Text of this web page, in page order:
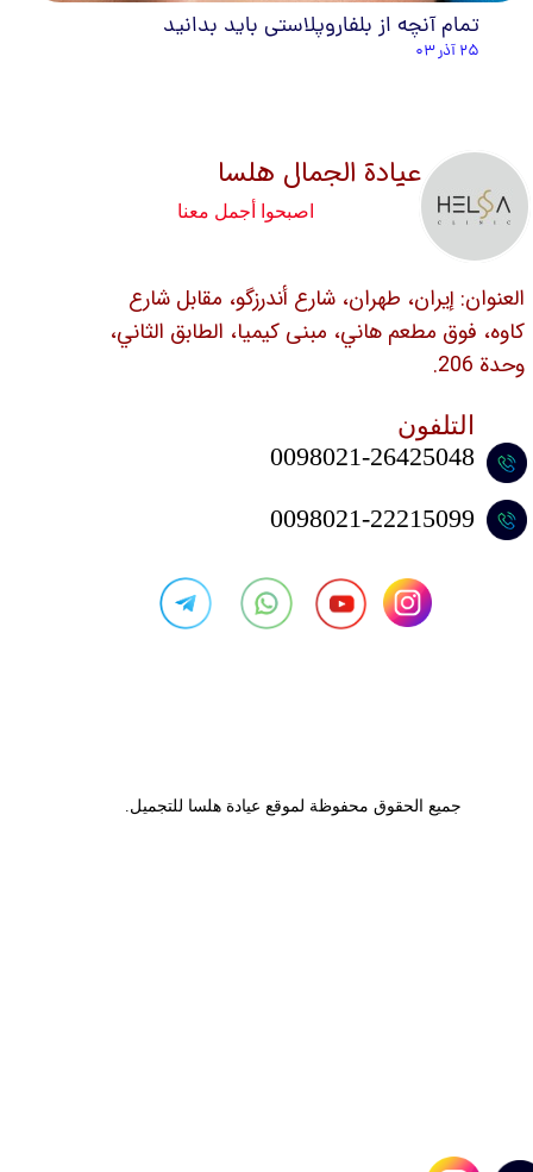
تمام آنچه از بلفاروپلاستی باید بدانید
۲۵ آذر ۰۳
العنوان: إيران، طهران، شارع أندرزگو، مقابل شارع
كاوه، فوق مطعم هاني، مبنى كيميا، الطابق الثاني،
وحدة 206.
التلفون
0098021-26425048
​​​​​​​0098021-22215099
عيادة الجمال هلسا
اصبحوا أجمل معنا
جميع الحقوق محفوظة لموقع عيادة هلسا للتجميل.